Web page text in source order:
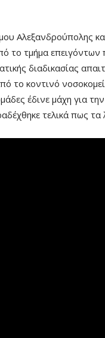
Αλεξανδρούπολης
το τμήμα επειγόντων
διαδικασίας
το κοντινό
έδινε μάχη για
τελικά πως τα